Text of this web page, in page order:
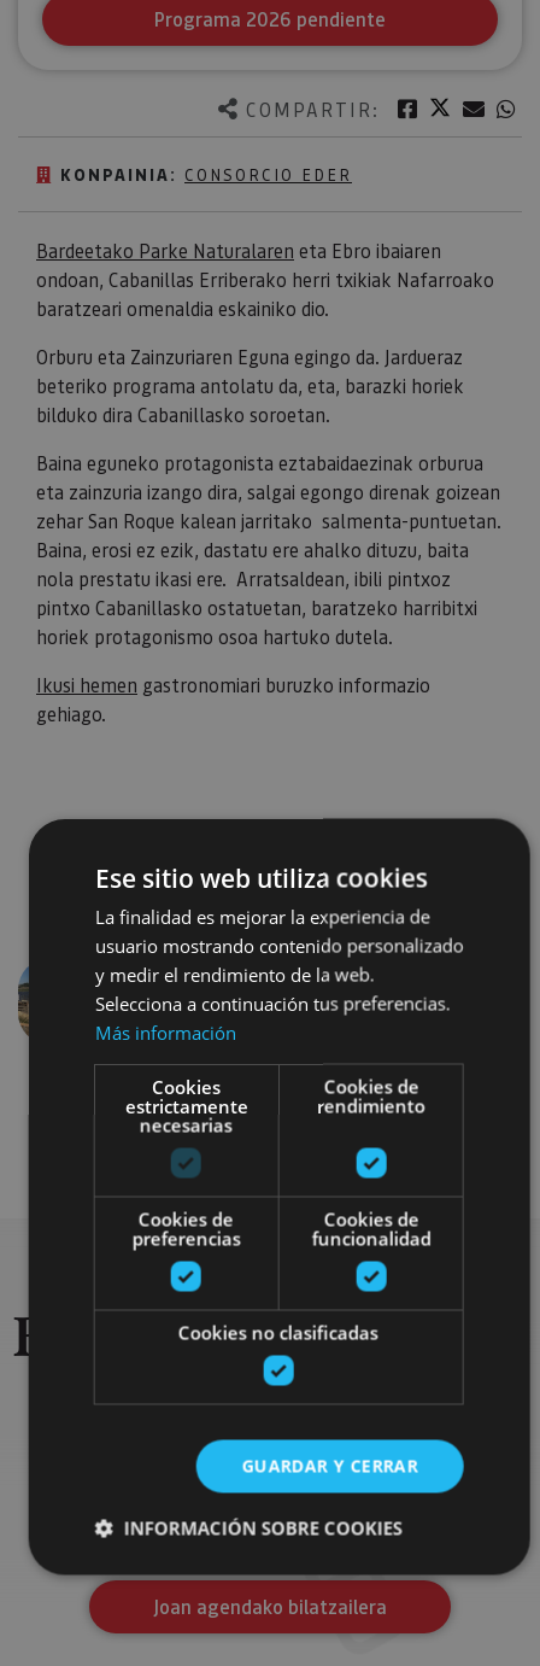
COMPARTIR: Facebook
Twitter
KONPAINIA: CONSORCIO EDER
Bardeetako Parke Naturalaren eta Ebro ibaiaren
ondoan, Cabanillas Erriberako herri txikiak Nafarroako
baratzeari omenaldia eskainiko dio.
Orburu eta Zainzuriaren Eguna egingo da. Jardueraz
beteriko programa antolatu da, eta, barazki horiek
bilduko dira Cabanillasko soroetan.
Baina eguneko protagonista eztabaidaezinak orburua
eta zainzuria izango dira, salgai egongo direnak goizean
zehar San Roque kalean jarritako salmenta-puntuetan.
Baina, erosi ez ezik, dastatu ere ahalko dituzu, baita
nola prestatu ikasi ere. Arratsaldean, ibili pintxoz
pintxo Cabanillasko ostatuetan, baratzeko harribitxi
horiek protagonismo osoa hartuko dutela.
Ikusi hemen gastronomiari buruzko informazio
gehiago.
Programa 2026 pendiente
Aurrekoa
Bilatu jai eta ekitaldi
gehiago
Bilatu jai eta ekitaldi gehiago
Aurkitu agendako jaiak, ikuskizunak eta ekitaldi
garrantzitsuenak, Nafarroako bidaia osatzeko.
Joan agendako bilatzailera
Ese sitio web utiliza cookies
La finalidad es mejorar la experiencia de
usuario mostrando contenido personalizado
y medir el rendimiento de la web.
Selecciona a continuación tus preferencias.
Más información
Cookies
estrictamente
necesarias
Cookies de
rendimiento
Cookies de
preferencias
Cookies de
funcionalidad
Cookies no clasificadas
GUARDAR Y CERRAR
INFORMACIÓN SOBRE COOKIES
Cookies estrictamente necesarias